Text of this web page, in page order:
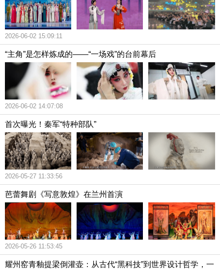
2026-06-02 15:09:11
“主角”是怎样炼成的——“一场戏”的台前幕后
2026-06-02 14:07:08
首次曝光！秦军“特种部队”
2026-05-27 11:33:56
芭蕾舞剧《写意敦煌》在兰州首演
2026-05-26 11:53:45
耀州窑青釉提梁倒灌壶：从古代“黑科技”到世界设计哲学，一